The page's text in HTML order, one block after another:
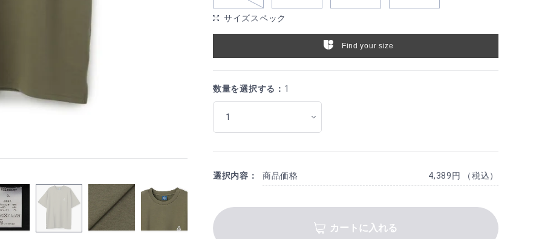
サイズスペック
Find your size
数量を選択する： 1
選択内容： 商品価格 4,389円 （税込）
カートに入れる